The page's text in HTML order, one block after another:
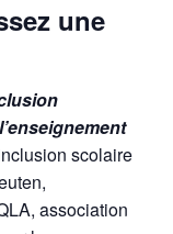
une
scolaire
association